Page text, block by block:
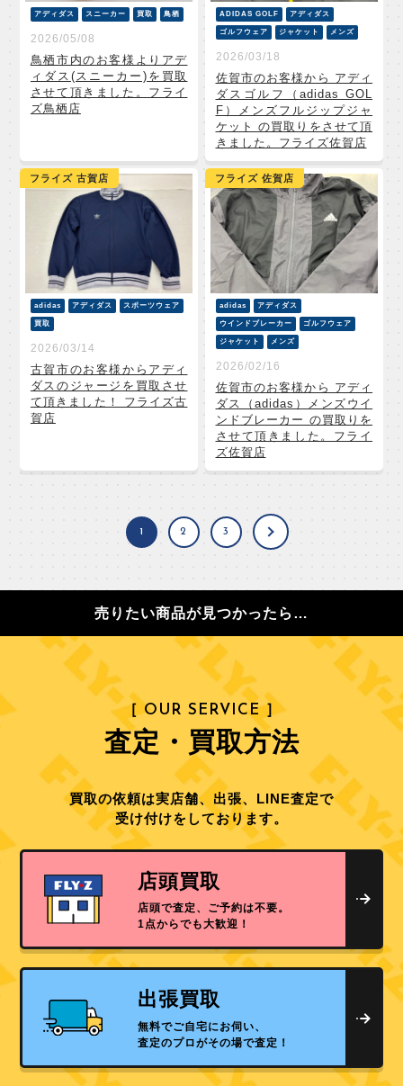
アディダス スニーカー 買取 鳥栖
2026/05/08
鳥栖市内のお客様よりアデ
ィダス(スニーカー)を買取
させて頂きました。フライ
ズ鳥栖店
ADIDAS GOLF アディダス
ゴルフウェア ジャケット メンズ
2026/03/18
佐賀市のお客様から アディ
ダスゴルフ（adidas GOL
F）メンズフルジップジャ
ケット の買取りをさせて頂
きました。フライズ佐賀店
フライズ 古賀店
adidas アディダス スポーツウェア
買取
2026/03/14
古賀市のお客様からアディ
ダスのジャージを買取させ
て頂きました！ フライズ古
賀店
フライズ 佐賀店
adidas アディダス
ウインドブレーカー ゴルフウェア
ジャケット メンズ
2026/02/16
佐賀市のお客様から アディ
ダス（adidas）メンズウイ
ンドブレーカー の買取りを
させて頂きました。フライ
ズ佐賀店
1 2 3
売りたい商品が見つかったら…
［ OUR SERVICE ］
査定・買取方法
買取の依頼は実店舗、出張、LINE査定で
受け付けをしております。
店頭買取
店頭で査定、ご予約は不要。
1点からでも大歓迎！
出張買取
無料でご自宅にお伺い、
査定のプロがその場で査定！